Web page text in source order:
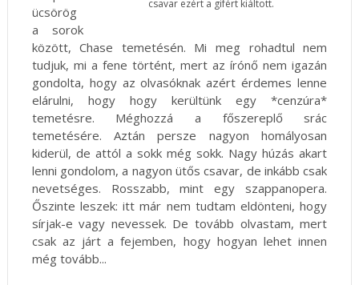
csavar ezért a gifért kiáltott.
ücsörög
a sorok
között, Chase temetésén. Mi meg rohadtul nem
tudjuk, mi a fene történt, mert az írónő nem igazán
gondolta, hogy az olvasóknak azért érdemes lenne
elárulni, hogy hogy kerültünk egy *cenzúra*
temetésre. Méghozzá a főszereplő srác
temetésére. Aztán persze nagyon homályosan
kiderül, de attól a sokk még sokk. Nagy húzás akart
lenni gondolom, a nagyon ütős csavar, de inkább csak
nevetséges. Rosszabb, mint egy szappanopera.
Őszinte leszek: itt már nem tudtam eldönteni, hogy
sírjak-e vagy nevessek. De tovább olvastam, mert
csak az járt a fejemben, hogy hogyan lehet innen
még tovább...